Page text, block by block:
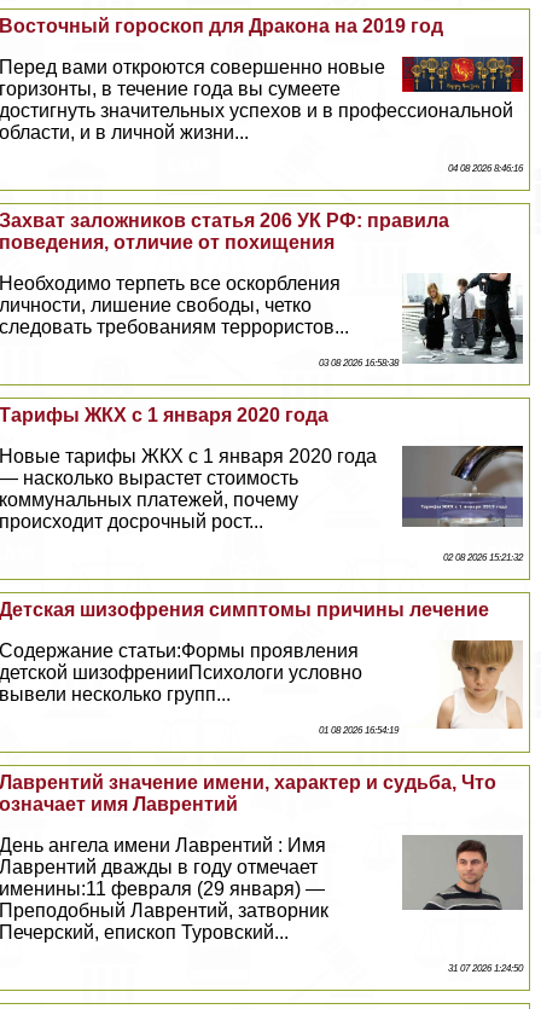
Восточный гороскоп для Дpaкона на 2019 год
Перед вами откроются совершенно новые
горизонты, в течение года вы сумеете
достигнуть значительных успехов и в профессиональной
области, и в личной жизни...
04 08 2026 8:46:16
Захват заложников статья 206 УК РФ: правила
поведения, отличие от похищения
Необходимо терпеть все оскорбления
личности, лишение свободы, четко
следовать требованиям террористов...
03 08 2026 16:58:38
Тарифы ЖКХ с 1 января 2020 года
Новые тарифы ЖКХ с 1 января 2020 года
— насколько вырастет стоимость
коммунальных платежей, почему
происходит досрочный рост...
02 08 2026 15:21:32
Детская шизофрения симптомы причины лечение
Содержание статьи:Формы проявления
детской шизофренииПсихологи условно
вывели несколько групп...
01 08 2026 16:54:19
Лаврентий значение имени, хаpaктер и судьба, Что
означает имя Лаврентий
День ангела имени Лаврентий : Имя
Лаврентий дважды в году отмечает
именины:11 февраля (29 января) —
Преподобный Лаврентий, затворник
Печерский, епископ Туровский...
31 07 2026 1:24:50